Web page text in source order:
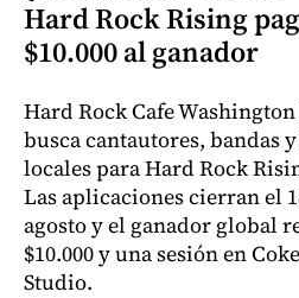
Hard Rock Rising
$10.000 al ganador
Hard Rock Cafe Washington
busca cantautores, bandas y
locales para Hard Rock
Las aplicaciones cierran el
agosto y el ganador global
$10.000 y una sesión en Coke
Studio.